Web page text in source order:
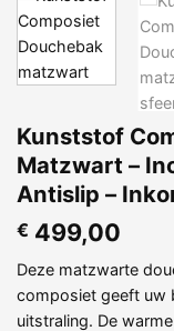
Kunststof
Matzwart –
Antislip –
€ 499,00
Deze matzwarte
composiet geeft uw
uitstraling. De